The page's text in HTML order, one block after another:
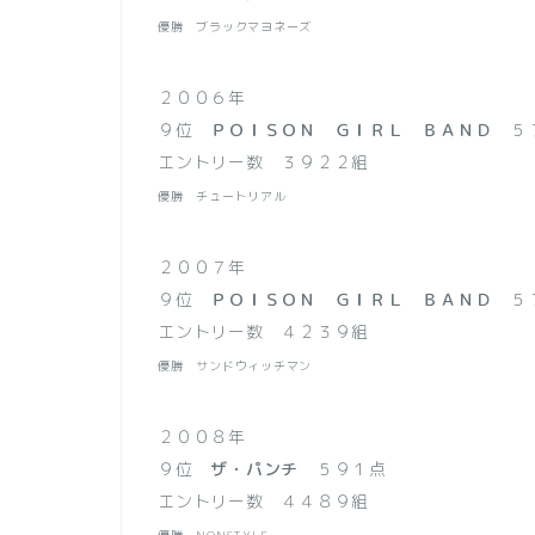
優勝 ブラックマヨネーズ
２００６年
９位
ＰＯＩＳＯＮ ＧＩＲＬ ＢＡＮＤ
５
エントリー数 ３９２２組
優勝 チュートリアル
２００７年
９位
ＰＯＩＳＯＮ ＧＩＲＬ ＢＡＮＤ
５
エントリー数 ４２３９組
優勝 サンドウィッチマン
２００８年
９位 ザ・パンチ
５９１点
エントリー数 ４４８９組